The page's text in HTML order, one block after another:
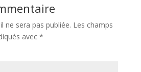
ne sera pas publiée. Les champs
avec *